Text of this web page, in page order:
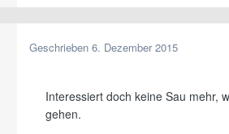
Geschrieben 6. Dezember 2015
Interessiert doch keine Sau mehr,
gehen.